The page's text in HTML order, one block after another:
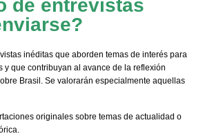
de entrevistas
inéditas que aborden temas de interés para
y que contribuyan al avance de la reflexión
Brasil. Se valorarán especialmente aquellas
originales sobre temas de actualidad o